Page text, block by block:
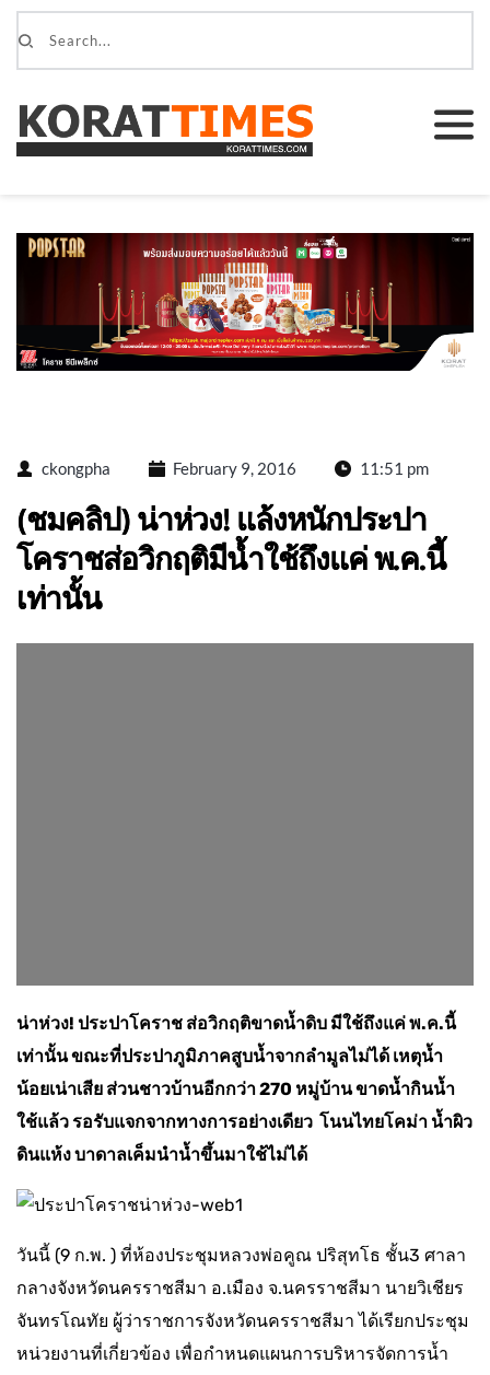
ckongpha February 9, 2016 11:51 pm
(ชมคลิป) น่าห่วง! แล้งหนักประปา
โคราชส่อวิกฤติมีน้ำใช้ถึงแค่ พ.ค.นี้
เท่านั้น
น่าห่วง! ประปาโคราช ส่อวิกฤติขาดน้ำดิบ มีใช้ถึงแค่ พ.ค.นี้
เท่านั้น ขณะที่ประปาภูมิภาคสูบน้ำจากลำมูลไม่ได้ เหตุน้ำ
น้อยเน่าเสีย ส่วนชาวบ้านอีกกว่า 270 หมู่บ้าน ขาดน้ำกินน้ำ
ใช้แล้ว รอรับแจกจากทางการอย่างเดียว โนนไทยโคม่า น้ำผิว
ดินแห้ง บาดาลเค็มนำน้ำขึ้นมาใช้ไม่ได้
วันนี้ (9 ก.พ. ) ที่ห้องประชุมหลวงพ่อคูณ ปริสุทโธ ชั้น3 ศาลา
กลางจังหวัดนครราชสีมา อ.เมือง จ.นครราชสีมา นายวิเชียร
จันทรโณทัย ผู้ว่าราชการจังหวัดนครราชสีมา ได้เรียกประชุม
หน่วยงานที่เกี่ยวข้อง เพื่อกำหนดแผนการบริหารจัดการน้ำ